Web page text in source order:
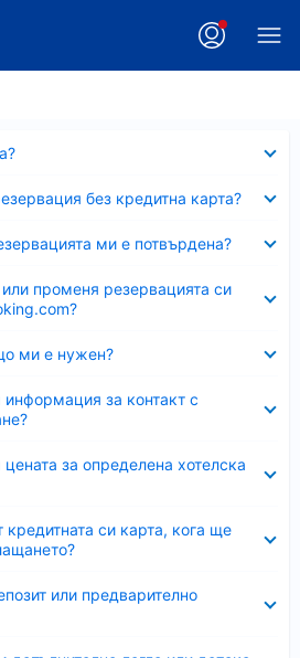
без кредитна карта?
ми е потвърдена?
променя резервацията си
ми е нужен?
за контакт с
за определена хотелска
си карта, кога ще
или предварително